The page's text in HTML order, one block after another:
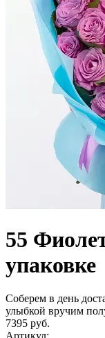
55
упаковке
Соберем в день
улыбкой вручим
7395 руб.